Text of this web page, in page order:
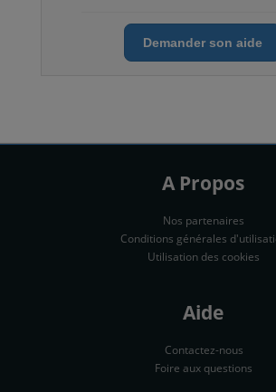
Demander son aide
A Propos
Nos partenaires
Conditions générales
Utilisation des cookies
Aide
Contactez-nous
Foire aux questions